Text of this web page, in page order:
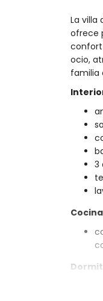
La villa
ofrece
confort
ocio,
familia
3
Cocina